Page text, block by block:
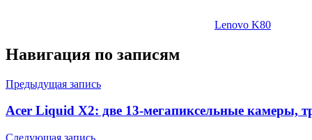
Lenovo K80
Навигация по записям
Предыдущая запись
Acer Liquid X2: две 13-мегапиксельные камеры,
Следующая запись